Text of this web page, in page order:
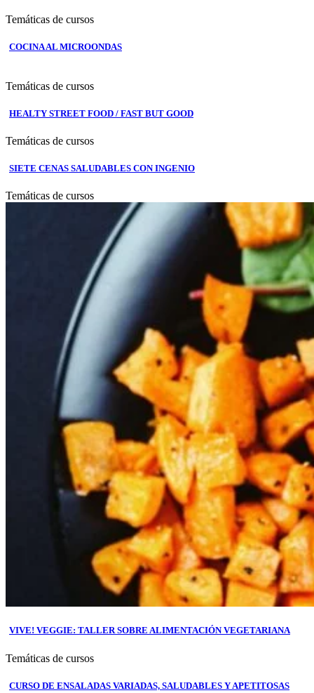
Temáticas de cursos
COCINA AL MICROONDAS
Temáticas de cursos
HEALTY STREET FOOD / FAST BUT GOOD
Temáticas de cursos
SIETE CENAS SALUDABLES CON INGENIO
Temáticas de cursos
VIVE! VEGGIE: TALLER SOBRE ALIMENTACIÓN VEGETARIANA
Temáticas de cursos
CURSO DE ENSALADAS VARIADAS, SALUDABLES Y APETITOSAS